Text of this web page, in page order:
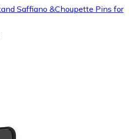
Saffiano &Choupette Pins for